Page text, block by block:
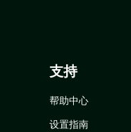
支持
帮助中心
设置指南